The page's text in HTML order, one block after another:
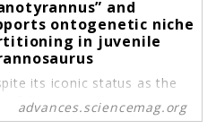
and
ontogenetic niche
in juvenile
its iconic status as the
of dinosaurs, Tyrannosaurus
is incompletely
advances.sciencemag.org